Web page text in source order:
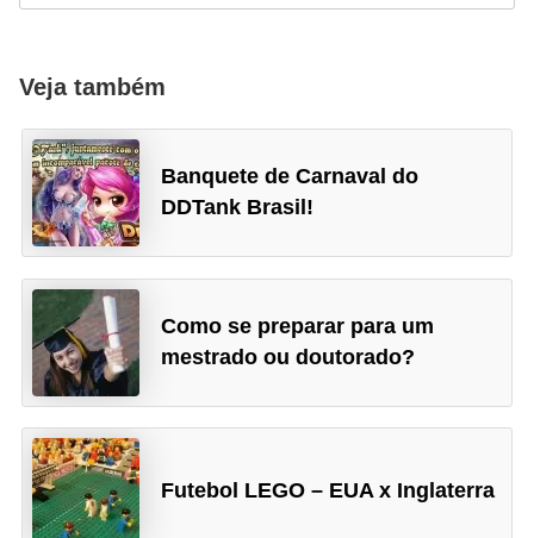
Veja também
Banquete de Carnaval do
DDTank Brasil!
Como se preparar para um
mestrado ou doutorado?
Futebol LEGO – EUA x Inglaterra